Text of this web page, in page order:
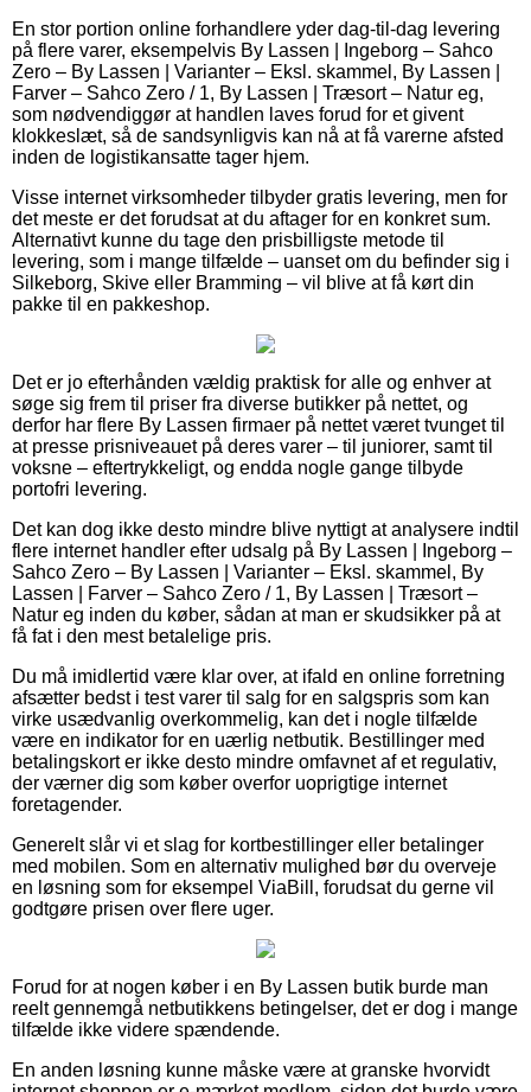
En stor portion online forhandlere yder dag-til-dag levering
på flere varer, eksempelvis By Lassen | Ingeborg – Sahco
Zero – By Lassen | Varianter – Eksl. skammel, By Lassen |
Farver – Sahco Zero / 1, By Lassen | Træsort – Natur eg,
som nødvendiggør at handlen laves forud for et givent
klokkeslæt, så de sandsynligvis kan nå at få varerne afsted
inden de logistikansatte tager hjem.
Visse internet virksomheder tilbyder gratis levering, men for
det meste er det forudsat at du aftager for en konkret sum.
Alternativt kunne du tage den prisbilligste metode til
levering, som i mange tilfælde – uanset om du befinder sig i
Silkeborg, Skive eller Bramming – vil blive at få kørt din
pakke til en pakkeshop.
Det er jo efterhånden vældig praktisk for alle og enhver at
søge sig frem til priser fra diverse butikker på nettet, og
derfor har flere By Lassen firmaer på nettet været tvunget til
at presse prisniveauet på deres varer – til juniorer, samt til
voksne – eftertrykkeligt, og endda nogle gange tilbyde
portofri levering.
Det kan dog ikke desto mindre blive nyttigt at analysere indtil
flere internet handler efter udsalg på By Lassen | Ingeborg –
Sahco Zero – By Lassen | Varianter – Eksl. skammel, By
Lassen | Farver – Sahco Zero / 1, By Lassen | Træsort –
Natur eg inden du køber, sådan at man er skudsikker på at
få fat i den mest betalelige pris.
Du må imidlertid være klar over, at ifald en online forretning
afsætter bedst i test varer til salg for en salgspris som kan
virke usædvanlig overkommelig, kan det i nogle tilfælde
være en indikator for en uærlig netbutik. Bestillinger med
betalingskort er ikke desto mindre omfavnet af et regulativ,
der værner dig som køber overfor uoprigtige internet
foretagender.
Generelt slår vi et slag for kortbestillinger eller betalinger
med mobilen. Som en alternativ mulighed bør du overveje
en løsning som for eksempel ViaBill, forudsat du gerne vil
godtgøre prisen over flere uger.
Forud for at nogen køber i en By Lassen butik burde man
reelt gennemgå netbutikkens betingelser, det er dog i mange
tilfælde ikke videre spændende.
En anden løsning kunne måske være at granske hvorvidt